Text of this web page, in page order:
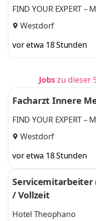
FIND YOUR EXPERT –
Westdorf
vor etwa 18 Stunden
Jobszu dieser
Facharzt Innere
FIND YOUR EXPERT –
Westdorf
vor etwa 18 Stunden
Servicemitarbeiter
/ Vollzeit
Hotel Theophano